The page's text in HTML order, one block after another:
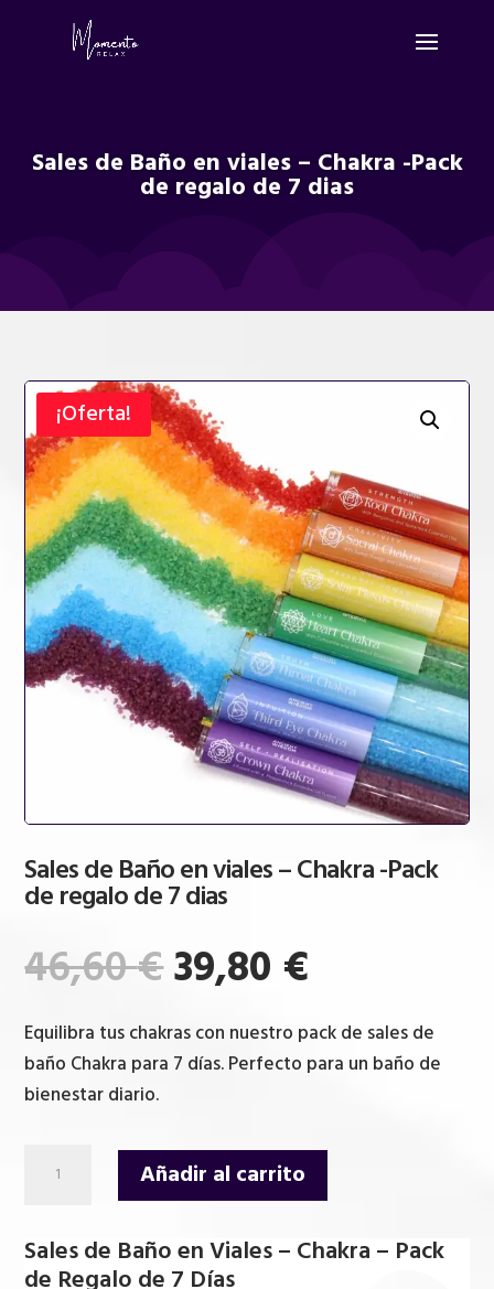
Sales de Baño en viales – Chakra -Pack
de regalo de 7 dias
¡Oferta!
Sales de Baño en viales – Chakra -Pack
de regalo de 7 dias
46,60€El
precio
original
era:
46,60 €.
39,80 €
actual
es:
39,80 €.
Equilibra tus chakras con nuestro pack de sales de
baño Chakra para 7 días. Perfecto para un baño de
bienestar diario.
en
viales
Añadir al carrito
Sales de Baño en Viales – Chakra – Pack
de Regalo de 7 Días